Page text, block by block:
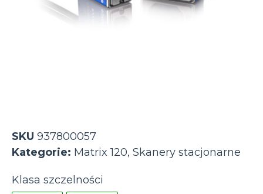
SKU 937800057
Kategorie: Matrix 120, Skanery stacjonarne
Klasa szczelności